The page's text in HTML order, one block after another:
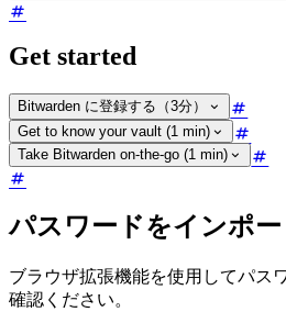
Get started
Bitwarden に登録する（3分）
Get to know your vault (1 min)
Take Bitwarden on-the-go (1 min)
パスワードをインポ
ブラウザ拡張機能を使用してパス
確認ください。